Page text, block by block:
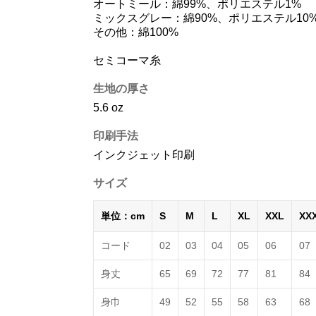
オートミール：綿99%、ポリエステル1%
ミックスグレー：綿90%、ポリエステル
その他：綿100%
セミコーマ糸
生地の厚さ
5.6 oz
印刷手法
インクジェット印刷
サイズ
単位：cm S M L XL XXL
コード 02 03 04 05 06 07
身丈 65 69 72 77 81 84
身巾 49 52 55 58 63 68